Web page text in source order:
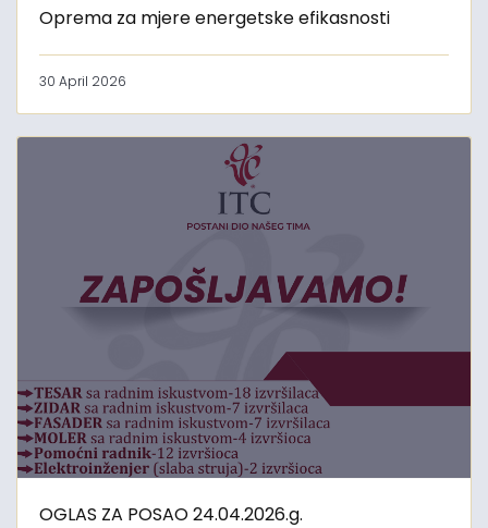
Oprema za mjere energetske efikasnosti
30 April 2026
OGLAS ZA POSAO 24.04.2026.g.